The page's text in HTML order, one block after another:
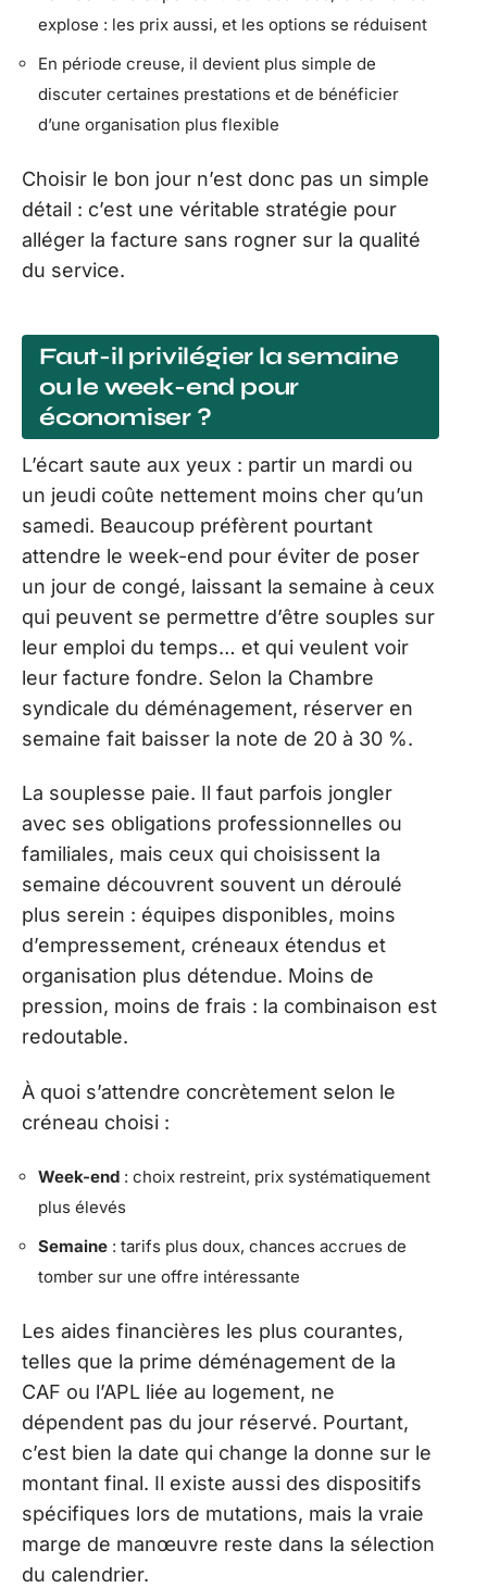
explose : les prix aussi, et les options se réduisent
En période creuse, il devient plus simple de
discuter certaines prestations et de bénéficier
d’une organisation plus flexible
Choisir le bon jour n’est donc pas un simple
détail : c’est une véritable stratégie pour
alléger la facture sans rogner sur la qualité
du service.
Faut-il privilégier la semaine
ou le week-end pour
économiser ?
L’écart saute aux yeux : partir un mardi ou
un jeudi coûte nettement moins cher qu’un
samedi. Beaucoup préfèrent pourtant
attendre le week-end pour éviter de poser
un jour de congé, laissant la semaine à ceux
qui peuvent se permettre d’être souples sur
leur emploi du temps… et qui veulent voir
leur facture fondre. Selon la Chambre
syndicale du déménagement, réserver en
semaine fait baisser la note de 20 à 30 %.
La souplesse paie. Il faut parfois jongler
avec ses obligations professionnelles ou
familiales, mais ceux qui choisissent la
semaine découvrent souvent un déroulé
plus serein : équipes disponibles, moins
d’empressement, créneaux étendus et
organisation plus détendue. Moins de
pression, moins de frais : la combinaison est
redoutable.
À quoi s’attendre concrètement selon le
créneau choisi :
Week-end : choix restreint, prix systématiquement
plus élevés
Semaine : tarifs plus doux, chances accrues de
tomber sur une offre intéressante
Les aides financières les plus courantes,
telles que la prime déménagement de la
CAF ou l’APL liée au logement, ne
dépendent pas du jour réservé. Pourtant,
c’est bien la date qui change la donne sur le
montant final. Il existe aussi des dispositifs
spécifiques lors de mutations, mais la vraie
marge de manœuvre reste dans la sélection
du calendrier.